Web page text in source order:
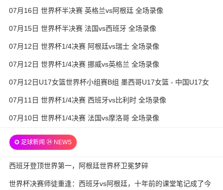
录像
07月16日 世界杯半决赛 英格兰vs阿根廷 全场录像
07月15日 世界杯半决赛 法国vs西班牙 全场录像
07月12日 世界杯1/4决赛 阿根廷vs瑞士 全场录像
07月12日 世界杯1/4决赛 挪威vs英格兰 全场录像
07月12日U17女篮世界杯小组赛B组 墨西哥U17女篮 - 中国U17女
篮 全场录像
07月11日 世界杯1/4决赛 西班牙vs比利时 全场录像
07月10日 世界杯1/4决赛 法国vs摩洛哥 全场录像
✪ 足球新闻 ㉔ NEWS
西班牙登顶世界第一，阿根廷世界杯卫冕梦碎
世界杯决赛师徒重逢：西班牙vs阿根廷，十年前的课堂笔记成了今